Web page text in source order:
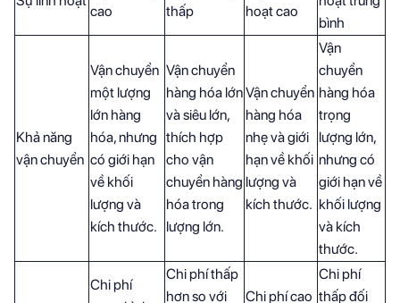
cao
thấp
hoạt cao
bình
Khả năng
vận chuyển
Vận chuyển
một lượng
lớn hàng
hóa, nhưng
có giới hạn
về khối
lượng và
kích thước.
Vận chuyển
hàng hóa lớn
và siêu lớn,
thích hợp
cho vận
chuyển hàng
hóa trong
lượng lớn.
Vận chuyển
hàng hóa
nhẹ và giới
hạn về khối
lượng và
kích thước.
Vận
chuyển
hàng hóa
trọng
lượng lớn,
nhưng có
giới hạn về
khối lượng
và kích
thước.
Chi phí
Chi phí thấp
hơn so với
Chi phí cao
Chi phí
thấp đối